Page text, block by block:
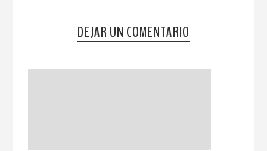
DEJAR UN COMENTARIO